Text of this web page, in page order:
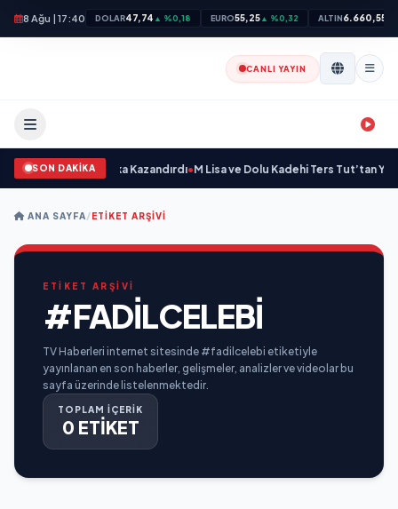
8 Ağu | 17:40 DOLAR47,74 ▲ %0,18 EURO55,25▲ %0,32 ALTIN6.660,55
CANLI YAYIN
SON DAKİKA
Yeni Bir Marka Kazandırdı•M Lisa ve Dolu Kadehi Ters Tut’tan Yeni
ANA SAYFA/ETIKET ARŞIVI
ETİKET ARŞİVİ
#FADILCELEBI
TV Haberleri internet sitesinde #fadilcelebi etiketiyle
yayınlanan en son haberler, gelişmeler, analizler ve videolar bu
sayfa üzerinde listelenmektedir.
TOPLAM İÇERİK
0 ETİKET